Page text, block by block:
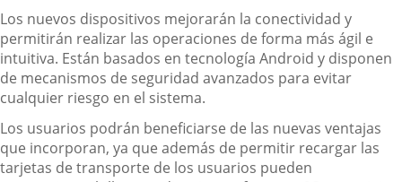
Los nuevos dispositivos mejorarán la conectividad y
permitirán realizar las operaciones de forma más ágil e
intuitiva. Están basados en tecnología Android y disponen
de mecanismos de seguridad avanzados para evitar
cualquier riesgo en el sistema.
Los usuarios podrán beneficiarse de las nuevas ventajas
que incorporan, ya que además de permitir recargar las
tarjetas de transporte de los usuarios pueden